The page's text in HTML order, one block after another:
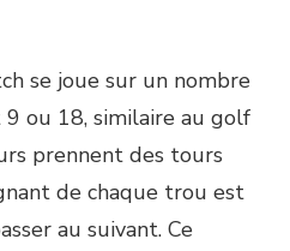
se joue sur un nombre
ou 18, similaire au golf
prennent des tours
de chaque trou est
au suivant. Ce